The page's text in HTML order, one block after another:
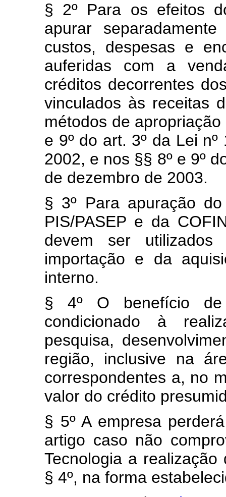
§ 2º Para os efeitos
apurar
custos, despesas e
auferidas com a
créditos decorrentes
vinculados às receitas
métodos de
e 9º do art. 3º da Lei
2002, e nos §§ 8º e 9º
de dezembro de 2003.
§ 3º Para apuração
PIS/PASEP e da
devem ser
importação e da
interno.
§ 4º O benefício
condicionado à
pesquisa,
região, inclusive na
correspondentes a, no
valor do crédito
§ 5º A empresa
artigo caso não
Tecnologia a
§ 4º, na forma